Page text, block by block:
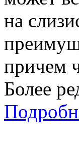
на
причем
Более